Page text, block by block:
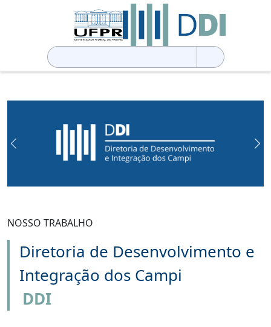
Pesquisar
por:
Previous
NOSSO TRABALHO
Diretoria de Desenvolvimento e
Integração dos Campi
DDI